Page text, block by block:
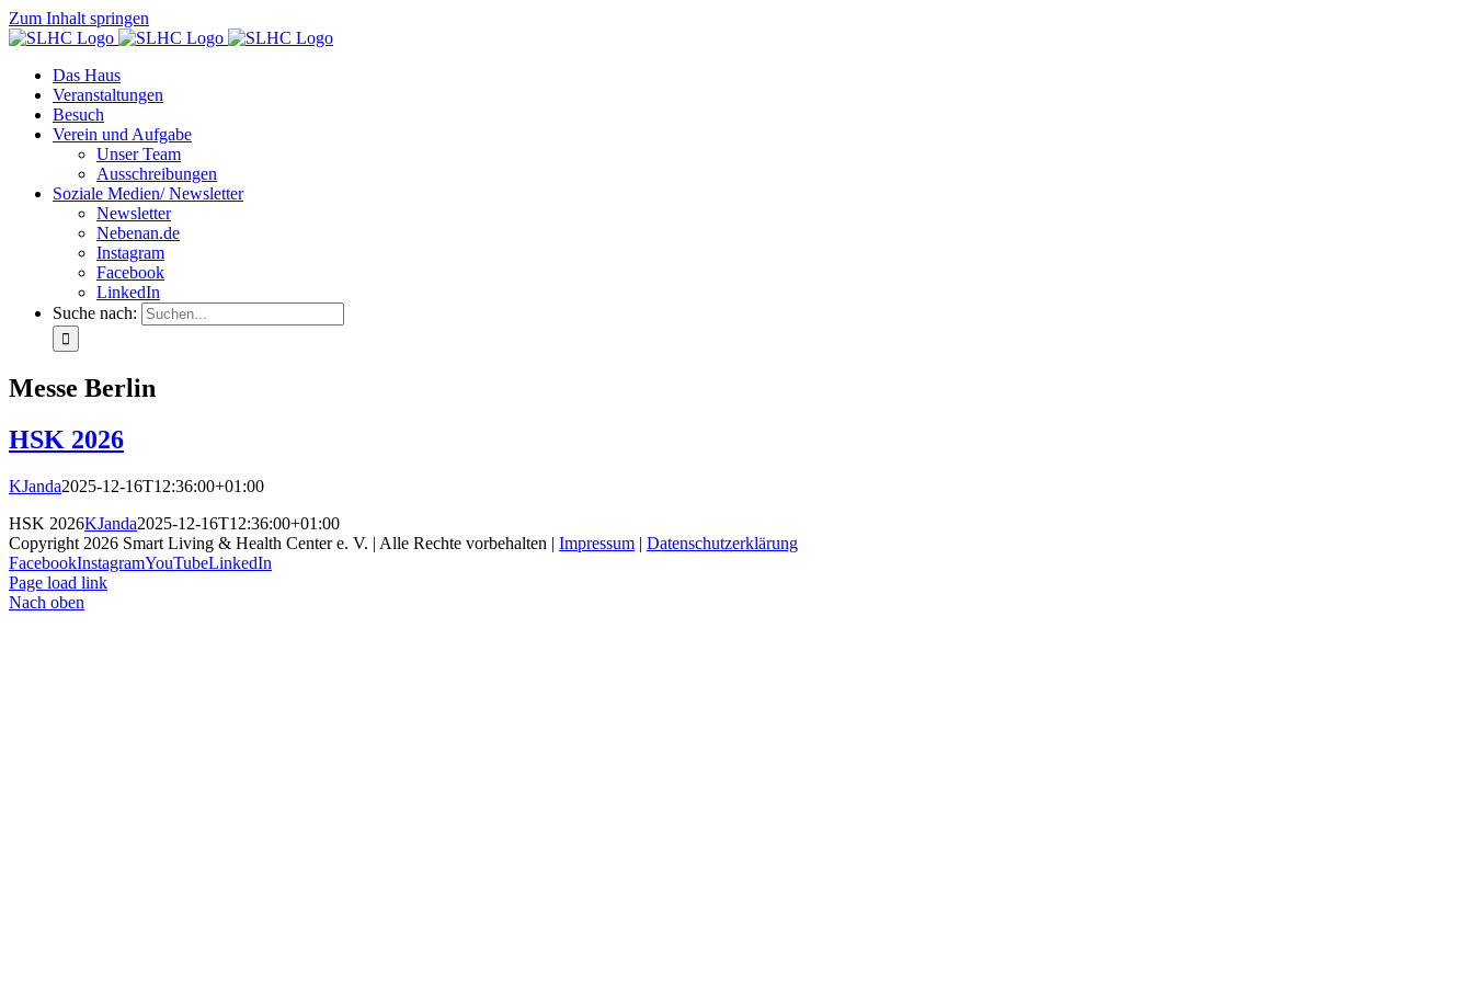
Zum Inhalt springen
Das Haus
Veranstaltungen
Besuch
Verein und Aufgabe
Unser Team
Ausschreibungen
Soziale Medien/ Newsletter
Newsletter
Nebenan.de
Instagram
Facebook
LinkedIn
Suche nach:
Messe Berlin
HSK 2026
KJanda2025-12-16T12:36:00+01:00
HSK 2026KJanda2025-12-16T12:36:00+01:00
Copyright 2026 Smart Living & Health Center e. V. | Alle Rechte vorbehalten | Impressum | Datenschutzerklärung
FacebookInstagramYouTubeLinkedIn
Page load link
Nach oben